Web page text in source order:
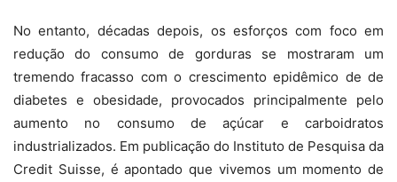
No entanto, décadas depois, os esforços com foco em
redução do consumo de gorduras se mostraram um
tremendo fracasso com o crescimento epidêmico de de
diabetes e obesidade, provocados principalmente pelo
aumento no consumo de açúcar e carboidratos
industrializados. Em publicação do Instituto de Pesquisa da
Credit Suisse, é apontado que vivemos um momento de